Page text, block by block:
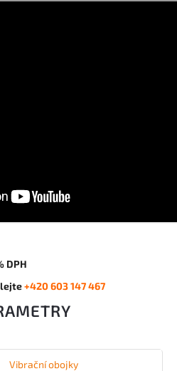
DPH
+420 603 147 467
Vibrační obojky